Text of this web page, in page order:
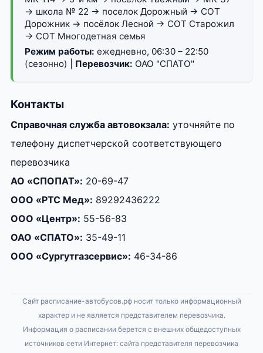
→ школа № 22 → поселок Дорожный → СОТ
Дорожник → посёлок Лесной → СОТ Старожил
→ СОТ Многодетная семья
Режим работы: ежедневно, 06:30 – 22:50
(сезонно) | Перевозчик: ОАО "СПАТО"
Контакты
Справочная служба автовокзала: уточняйте по
телефону диспетчерской соответствующего
перевозчика
АО «СПОПАТ»: 20-69-47
ООО «РТС Мед»: 89292436222
ООО «Центр»: 55-56-83
ОАО «СПАТО»: 35-49-11
ООО «Сургутгазсервис»: 46-34-86
Сайт расписание-автобусов.рф носит только информационный
характер и не является представителем перевозчика.
Информация о расписании берется с внешних общедоступных
источников сети Интернет: сайта представителя перевозчика